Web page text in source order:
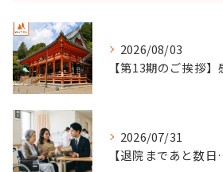
2026/08/03
2026/07/31